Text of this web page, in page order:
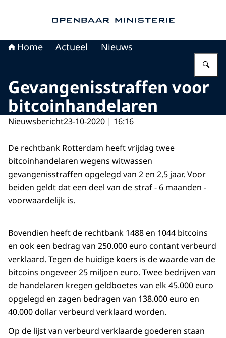
Home Actueel Nieuws
Gevangenisstraffen voor
bitcoinhandelaren
Nieuwsbericht23-10-2020 | 16:16
De rechtbank Rotterdam heeft vrijdag twee
bitcoinhandelaren wegens witwassen
gevangenisstraffen opgelegd van 2 en 2,5 jaar. Voor
beiden geldt dat een deel van de straf - 6 maanden -
voorwaardelijk is.
Bovendien heeft de rechtbank 1488 en 1044 bitcoins
en ook een bedrag van 250.000 euro contant verbeurd
verklaard. Tegen de huidige koers is de waarde van de
bitcoins ongeveer 25 miljoen euro. Twee bedrijven van
de handelaren kregen geldboetes van elk 45.000 euro
opgelegd en zagen bedragen van 138.000 euro en
40.000 dollar verbeurd verklaard worden.
Op de lijst van verbeurd verklaarde goederen staan